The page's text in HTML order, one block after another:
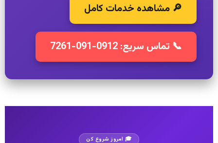
🔎 مشاهده خدمات کامل
📞 تماس سریع: 0912-091-7261
🎓 امروز شروع کن